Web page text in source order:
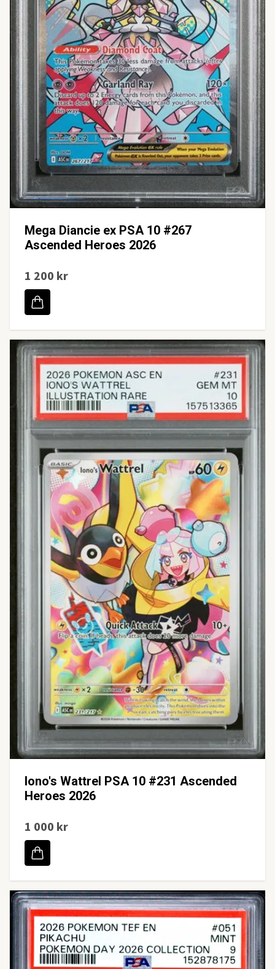
Mega Diancie ex PSA 10 #267
Ascended Heroes 2026
1 200 kr
Iono's Wattrel PSA 10 #231 Ascended
Heroes 2026
1 000 kr